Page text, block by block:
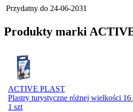
Przydatny do 24-06-2031
Produkty marki
ACTIVE PLAST
Plastry turystyczne różnej wielkości 16
1 szt